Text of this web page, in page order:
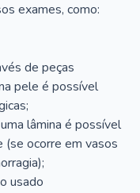
exames, como:
de peças
pele é possível
lâmina é possível
ocorre em vasos
usado